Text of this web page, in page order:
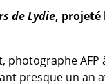
de Lydie, projeté
photographe AFP
presque un an